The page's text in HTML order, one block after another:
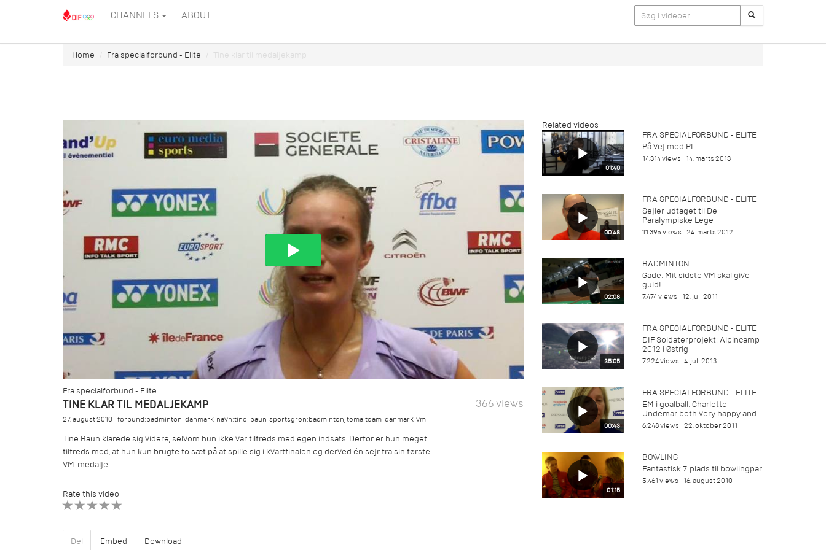
CHANNELS ABOUT
Home Fra specialforbund - Elite Tine klar til medaljekamp
Fra specialforbund - Elite
TINE KLAR TIL MEDALJEKAMP 366 views
27. august 2010 forbund:badminton_danmark,navn:tine_baun,sportsgren:badminton,tema:team_danmark,vm
Tine Baun klarede sig videre, selvom hun ikke var tilfreds med egen indsats. Derfor er hun meget
tilfreds med, at hun kun brugte to sæt på at spille sig i kvartfinalen og derved én sejr fra sin første
VM-medalje
Rate this video
Del Embed Download
Related videos
01:40
FRA SPECIALFORBUND - ELITE
På vej mod PL
14.314 views 14. marts 2013
00:48
FRA SPECIALFORBUND - ELITE
Sejler udtaget til De
Paralympiske Lege
11.395 views 24. marts 2012
02:08
BADMINTON
Gade: Mit sidste VM skal give
guld!
7.474 views 12. juli 2011
35:05
FRA SPECIALFORBUND - ELITE
DIF Soldaterprojekt: Alpincamp
2012 i Østrig
7.224 views 4. juli 2013
00:43
FRA SPECIALFORBUND - ELITE
EM i goalball: Charlotte
Undemar both very happy and...
6.248 views 22. oktober 2011
01:15
BOWLING
Fantastisk 7. plads til bowlingpar
5.461 views 16. august 2010